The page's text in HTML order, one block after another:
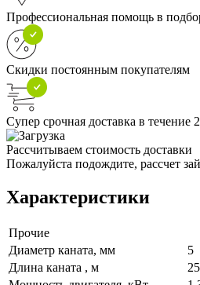
Профессиональная помощь в
Скидки постоянным покупателям
Супер срочная доставка в течение
Рассчитываем стоимость доставки
Пожалуйста подождите, рассчет
Характеристики
Прочие
Диаметр каната, мм
5
Длина каната , м
25